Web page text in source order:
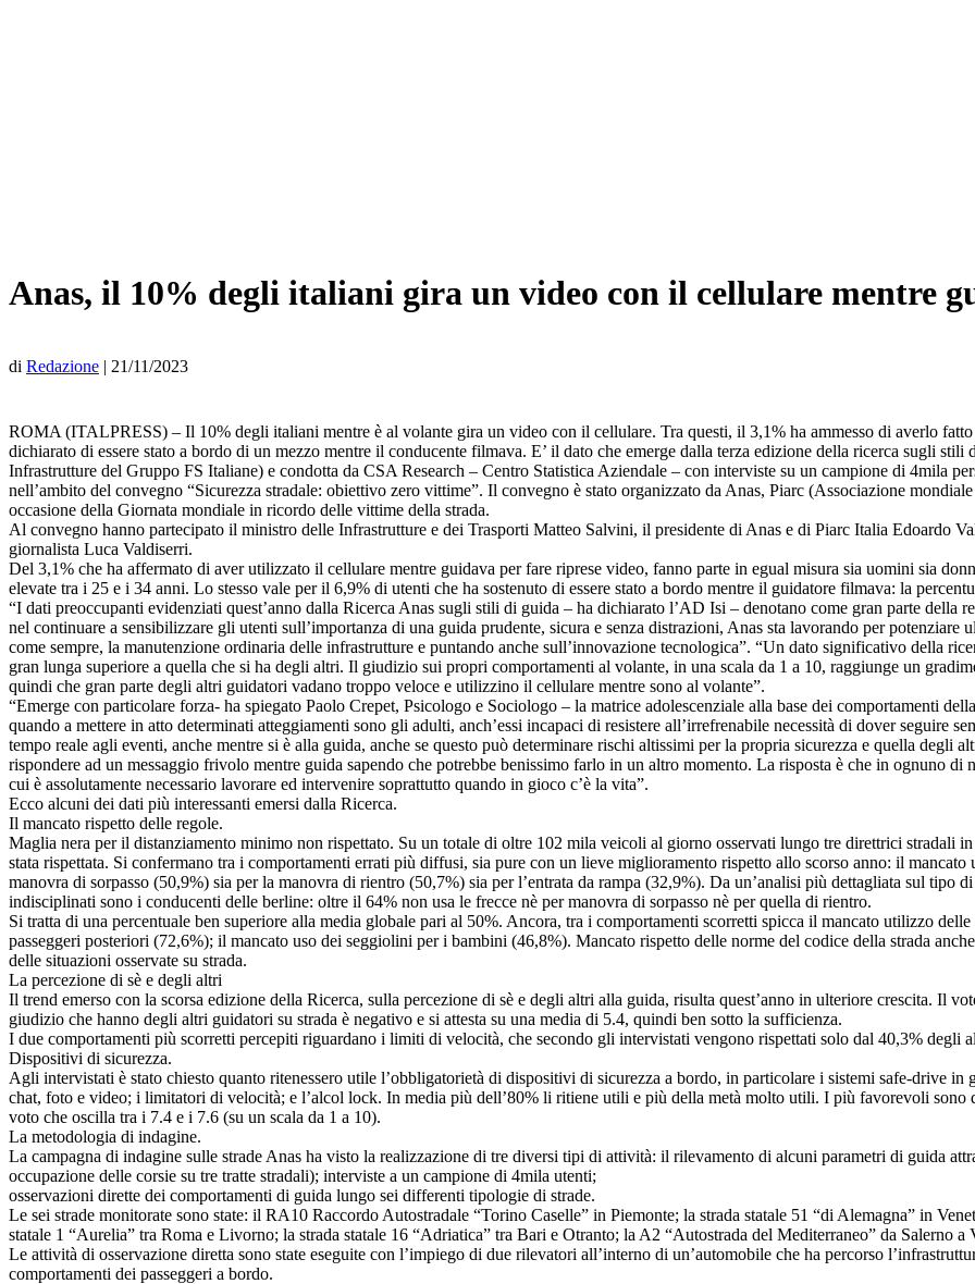
Anas, il 10% degli italiani gira un video con il cellulare mentre
di Redazione | 21/11/2023
ROMA (ITALPRESS) – Il 10% degli italiani mentre è al volante gira un video con il cellulare. Tra questi, il 3,1% ha ammesso di averlo
dichiarato di essere stato a bordo di un mezzo mentre il conducente filmava. E’ il dato che emerge dalla terza edizione della ricerca sugli
Infrastrutture del Gruppo FS Italiane) e condotta da CSA Research – Centro Statistica Aziendale – con interviste su un campione di 4mila
nell’ambito del convegno “Sicurezza stradale: obiettivo zero vittime”. Il convegno è stato organizzato da Anas, Piarc (Associazione
occasione della Giornata mondiale in ricordo delle vittime della strada.
Al convegno hanno partecipato il ministro delle Infrastrutture e dei Trasporti Matteo Salvini, il presidente di Anas e di Piarc Italia Edoardo
giornalista Luca Valdiserri.
Del 3,1% che ha affermato di aver utilizzato il cellulare mentre guidava per fare riprese video, fanno parte in egual misura sia uomini sia
elevate tra i 25 e i 34 anni. Lo stesso vale per il 6,9% di utenti che ha sostenuto di essere stato a bordo mentre il guidatore filmava: la
“I dati preoccupanti evidenziati quest’anno dalla Ricerca Anas sugli stili di guida – ha dichiarato l’AD Isi – denotano come gran parte della
nel continuare a sensibilizzare gli utenti sull’importanza di una guida prudente, sicura e senza distrazioni, Anas sta lavorando per potenziare
come sempre, la manutenzione ordinaria delle infrastrutture e puntando anche sull’innovazione tecnologica”. “Un dato significativo della
gran lunga superiore a quella che si ha degli altri. Il giudizio sui propri comportamenti al volante, in una scala da 1 a 10, raggiunge un
quindi che gran parte degli altri guidatori vadano troppo veloce e utilizzino il cellulare mentre sono al volante”.
“Emerge con particolare forza- ha spiegato Paolo Crepet, Psicologo e Sociologo – la matrice adolescenziale alla base dei comportamenti
quando a mettere in atto determinati atteggiamenti sono gli adulti, anch’essi incapaci di resistere all’irrefrenabile necessità di dover seguire
tempo reale agli eventi, anche mentre si è alla guida, anche se questo può determinare rischi altissimi per la propria sicurezza e quella degli
rispondere ad un messaggio frivolo mentre guida sapendo che potrebbe benissimo farlo in un altro momento. La risposta è che in ognuno di
cui è assolutamente necessario lavorare ed intervenire soprattutto quando in gioco c’è la vita”.
Ecco alcuni dei dati più interessanti emersi dalla Ricerca.
Il mancato rispetto delle regole.
Maglia nera per il distanziamento minimo non rispettato. Su un totale di oltre 102 mila veicoli al giorno osservati lungo tre direttrici stradali
stata rispettata. Si confermano tra i comportamenti errati più diffusi, sia pure con un lieve miglioramento rispetto allo scorso anno: il
manovra di sorpasso (50,9%) sia per la manovra di rientro (50,7%) sia per l’entrata da rampa (32,9%). Da un’analisi più dettagliata sul tipo
indisciplinati sono i conducenti delle berline: oltre il 64% non usa le frecce nè per manovra di sorpasso nè per quella di rientro.
Si tratta di una percentuale ben superiore alla media globale pari al 50%. Ancora, tra i comportamenti scorretti spicca il mancato utilizzo
passeggeri posteriori (72,6%); il mancato uso dei seggiolini per i bambini (46,8%). Mancato rispetto delle norme del codice della strada
delle situazioni osservate su strada.
La percezione di sè e degli altri
Il trend emerso con la scorsa edizione della Ricerca, sulla percezione di sè e degli altri alla guida, risulta quest’anno in ulteriore crescita. Il
giudizio che hanno degli altri guidatori su strada è negativo e si attesta su una media di 5.4, quindi ben sotto la sufficienza.
I due comportamenti più scorretti percepiti riguardano i limiti di velocità, che secondo gli intervistati vengono rispettati solo dal 40,3% degli
Dispositivi di sicurezza.
Agli intervistati è stato chiesto quanto ritenessero utile l’obbligatorietà di dispositivi di sicurezza a bordo, in particolare i sistemi safe-drive
chat, foto e video; i limitatori di velocità; e l’alcol lock. In media più dell’80% li ritiene utili e più della metà molto utili. I più favorevoli sono
voto che oscilla tra i 7.4 e i 7.6 (su un scala da 1 a 10).
La metodologia di indagine.
La campagna di indagine sulle strade Anas ha visto la realizzazione di tre diversi tipi di attività: il rilevamento di alcuni parametri di guida
occupazione delle corsie su tre tratte stradali); interviste a un campione di 4mila utenti;
osservazioni dirette dei comportamenti di guida lungo sei differenti tipologie di strade.
Le sei strade monitorate sono state: il RA10 Raccordo Autostradale “Torino Caselle” in Piemonte; la strada statale 51 “di Alemagna” in
statale 1 “Aurelia” tra Roma e Livorno; la strada statale 16 “Adriatica” tra Bari e Otranto; la A2 “Autostrada del Mediterraneo” da Salerno
Le attività di osservazione diretta sono state eseguite con l’impiego di due rilevatori all’interno di un’automobile che ha percorso
comportamenti dei passeggeri a bordo.